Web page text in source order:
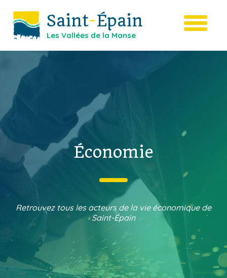
Saint-Épain
Les Vallées de la Manse
Économie
Retrouvez tous les acteurs de la vie économique de
Saint-Épain